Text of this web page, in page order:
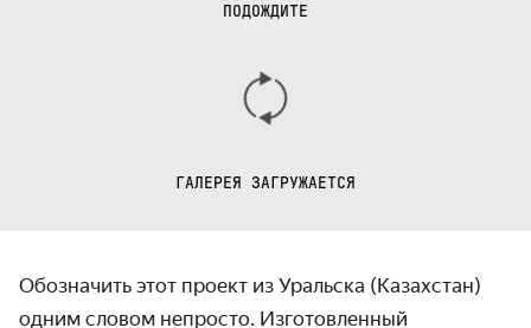
ПОДОЖДИТЕ
ГАЛЕРЕЯ ЗАГРУЖАЕТСЯ
Обозначить этот проект из Уральска (Казахстан)
одним словом непросто. Изготовленный